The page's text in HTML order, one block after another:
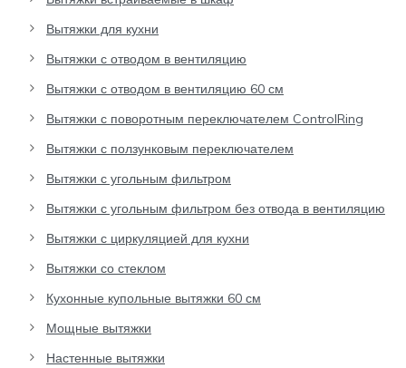
Вытяжки для кухни
Вытяжки с отводом в вентиляцию
Вытяжки с отводом в вентиляцию 60 см
Вытяжки с поворотным переключателем ControlRing
Вытяжки с ползунковым переключателем
Вытяжки с угольным фильтром
Вытяжки с угольным фильтром без отвода в вентиляцию
Вытяжки с циркуляцией для кухни
Вытяжки со стеклом
Кухонные купольные вытяжки 60 см
Мощные вытяжки
Настенные вытяжки